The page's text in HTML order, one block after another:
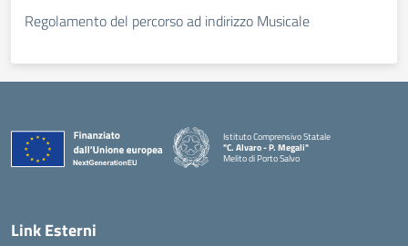
Regolamento del percorso ad indirizzo Musicale
Istituto Comprensivo Statale
"C. Alvaro - P. Megali"
Melito di Porto Salvo
Link Esterni